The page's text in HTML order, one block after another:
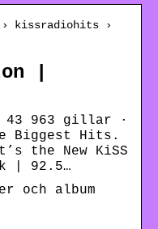
› kissradiohits ›
|
43 963 gillar ·
Biggest Hits.
the New KiSS
| 92.5…
och album